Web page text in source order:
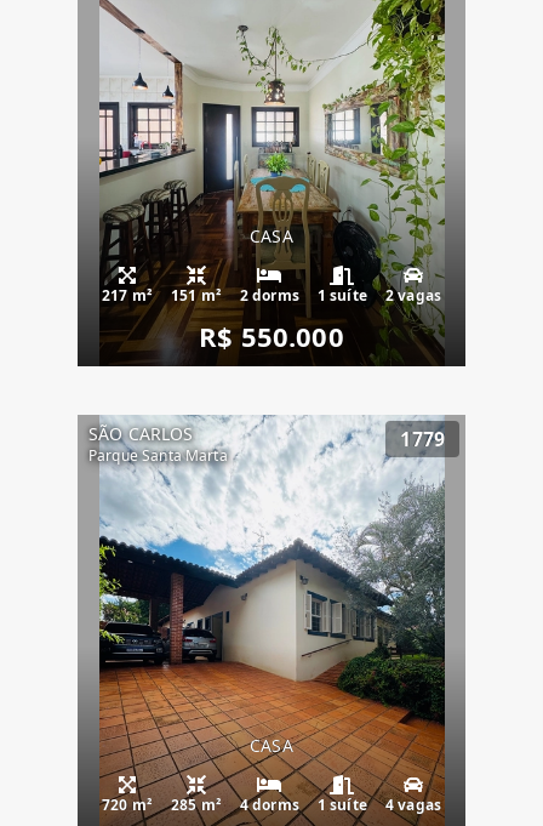
CASA
217 m² 151 m² 2 dorms 1 suíte 2 vagas
R$ 550.000
SÃO CARLOS
Parque Santa Marta
1779
CASA
720 m² 285 m² 4 dorms 1 suíte 4 vagas